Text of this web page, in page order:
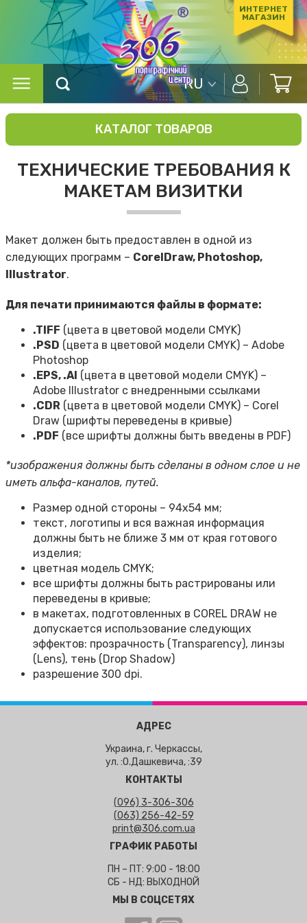
ИНТЕРНЕТ
МАГАЗИН
RU
КАТАЛОГ ТОВАРОВ
ТЕХНИЧЕСКИЕ ТРЕБОВАНИЯ К
МАКЕТАМ ВИЗИТКИ
Макет должен быть предоставлен в одной из
следующих программ – CorelDraw, Photoshop,
Illustrator.
Для печати принимаются файлы в формате:
.TIFF (цвета в цветовой модели CMYK)
.PSD (цвета в цветовой модели CMYK) – Adobe
Photoshop
.EPS, .AI (цвета в цветовой модели CMYK) –
Adobe Illustrator с внедренными ссылками
.CDR (цвета в цветовой модели CMYK) – Corel
Draw (шрифты переведены в кривые)
.PDF (все шрифты должны быть введены в PDF)
*изображения должны быть сделаны в одном слое и не
иметь альфа-каналов, путей.
Размер одной стороны – 94х54 мм;
текст, логотипы и вся важная информация
должны быть не ближе 3 мм от края готового
изделия;
цветная модель CMYK;
все шрифты должны быть растрированы или
переведены в кривые;
в макетах, подготовленных в COREL DRAW не
допускается использование следующих
эффектов: прозрачность (Transparency), линзы
(Lens), тень (Drop Shadow)
разрешение 300 dpi.
АДРЕС
Украина, г. Черкассы,
ул. :О.Дашкевича, :39
КОНТАКТЫ
(096) 3-306-306
(063) 256-42-59
print@306.com.ua
ГРАФИК РАБОТЫ
ПН – ПТ: 9:00 - 18:00
СБ - НД: ВЫХОДНОЙ
МЫ В СОЦСЕТЯХ